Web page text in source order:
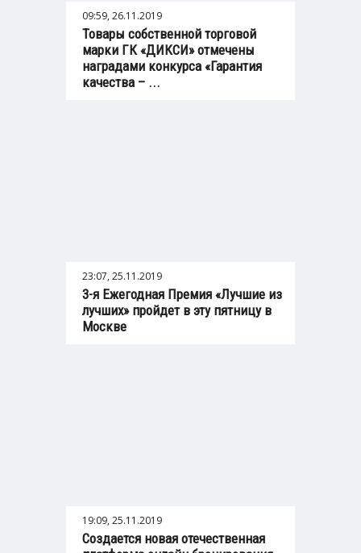
09:59, 26.11.2019
Товары собственной торговой
марки ГК «ДИКСИ» отмечены
наградами конкурса «Гарантия
качества – ...
23:07, 25.11.2019
3-я Ежегодная Премия «Лучшие из
лучших» пройдет в эту пятницу в
Москве
19:09, 25.11.2019
Создается новая отечественная